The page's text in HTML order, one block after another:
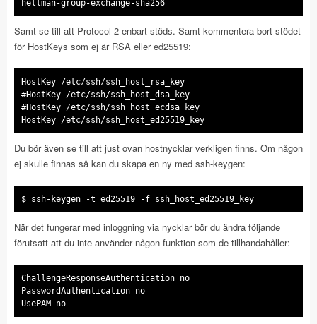
Samt se till att Protocol 2 enbart stöds. Samt kommentera bort stödet
för HostKeys som ej är RSA eller ed25519:
HostKey /etc/ssh/ssh_host_rsa_key
#HostKey /etc/ssh/ssh_host_dsa_key
#HostKey /etc/ssh/ssh_host_ecdsa_key
HostKey /etc/ssh/ssh_host_ed25519_key
Du bör även se till att just ovan hostnycklar verkligen finns. Om någon
ej skulle finnas så kan du skapa en ny med ssh-keygen:
$ ssh-keygen -t ed25519 -f ssh_host_ed25519_key
När det fungerar med inloggning via nycklar bör du ändra följande
förutsatt att du inte använder någon funktion som de tillhandahåller:
ChallengeResponseAuthentication no
PasswordAuthentication no
UsePAM no